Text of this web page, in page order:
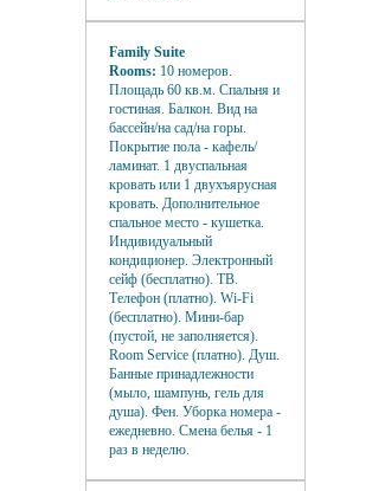
Family Suite
Rooms: 10 номеров.
Площадь 60 кв.м. Спальня и
гостиная. Балкон. Вид на
бассейн/на сад/на горы.
Покрытие пола - кафель/
ламинат. 1 двуспальная
кровать или 1 двухъярусная
кровать. Дополнительное
спальное место - кушетка.
Индивидуальный
кондиционер. Электронный
сейф (бесплатно). ТВ.
Телефон (платно). Wi-Fi
(бесплатно). Мини-бар
(пустой, не заполняется).
Room Service (платно). Душ.
Банные принадлежности
(мыло, шампунь, гель для
душа). Фен. Уборка номера -
ежедневно. Смена белья - 1
раз в неделю.